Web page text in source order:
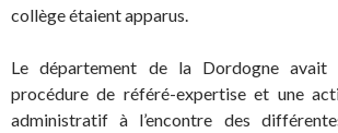
collège étaient apparus.
Le département de la Dordogne avait
procédure de référé-expertise et une
administratif à l’encontre des